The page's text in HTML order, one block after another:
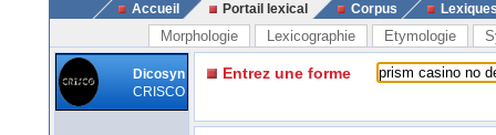
Accueil Portail lexical Corpus
Morphologie Lexicographie Etymologie
Dicosyn
CRISCO
Entrez une forme